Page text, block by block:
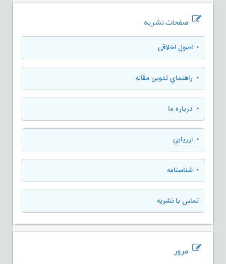
صفحات نشریه
• اصول اخلاقی
• راهنماي تدوين مقاله
• درباره ما
• ارزيابي
• شناسنامه
تماس با نشریه
مرور